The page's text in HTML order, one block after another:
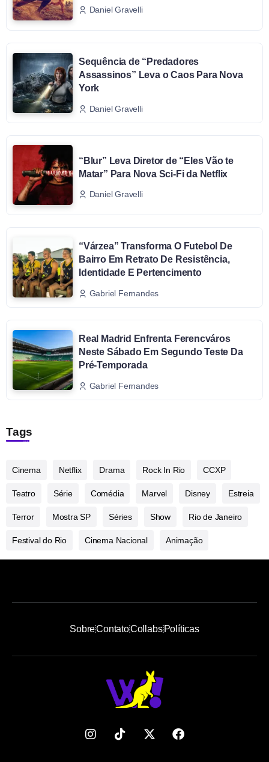
Daniel Gravelli
Sequência de “Predadores
Assassinos” Leva o Caos Para Nova
York
Daniel Gravelli
“Blur” Leva Diretor de “Eles Vão te
Matar” Para Nova Sci-Fi da Netflix
Daniel Gravelli
“Várzea” Transforma O Futebol De
Bairro Em Retrato De Resistência,
Identidade E Pertencimento
Gabriel Fernandes
Real Madrid Enfrenta Ferencváros
Neste Sábado Em Segundo Teste Da
Pré-Temporada
Gabriel Fernandes
Tags
Cinema Netflix Drama Rock In Rio CCXP
Teatro Série Comédia Marvel Disney Estreia
Terror Mostra SP Séries Show Rio de Janeiro
Festival do Rio Cinema Nacional Animação
SobreContatoCollabsPolíticas